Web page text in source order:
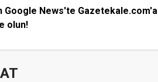
News'te Gazetekale.com'a
olun!